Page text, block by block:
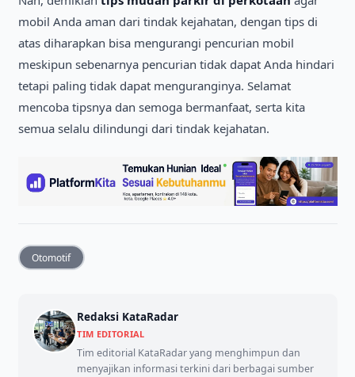
mobil Anda aman dari tindak kejahatan, dengan tips di
atas diharapkan bisa mengurangi pencurian mobil
meskipun sebenarnya pencurian tidak dapat Anda hindari
tetapi paling tidak dapat menguranginya. Selamat
mencoba tipsnya dan semoga bermanfaat, serta kita
semua selalu dilindungi dari tindak kejahatan.
Otomotif
Redaksi KataRadar
TIM EDITORIAL
Tim editorial KataRadar yang menghimpun dan
menyajikan informasi terkini dari berbagai sumber